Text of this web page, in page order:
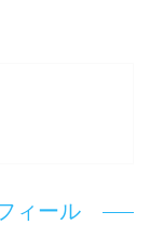
ィール